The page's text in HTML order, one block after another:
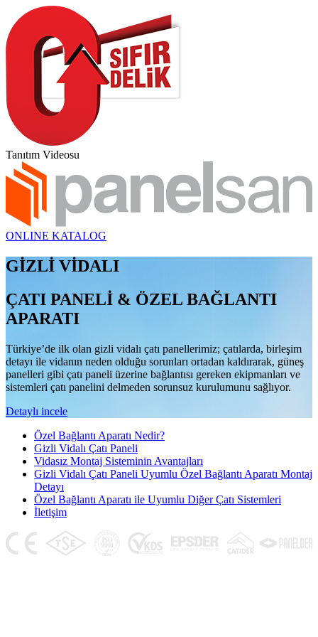
Tanıtım Videosu
ONLINE KATALOG
GİZLİ VİDALI
ÇATI PANELİ & ÖZEL BAĞLANTI
APARATI
Türkiye’de ilk olan gizli vidalı çatı panellerimiz; çatılarda, birleşim
detayı ile vidanın neden olduğu sorunları ortadan kaldırarak, güneş
panelleri gibi çatı paneli üzerine bağlantısı gereken ekipmanları ve
sistemleri çatı panelini delmeden sorunsuz kurulumunu sağlıyor.
Detaylı incele
Özel Bağlantı Aparatı Nedir?
Gizli Vidalı Çatı Paneli
Vidasız Montaj Sisteminin Avantajları
Gizli Vidalı Çatı Paneli Uyumlu Özel Bağlantı Aparatı Montaj
Detayı
Özel Bağlantı Aparatı ile Uyumlu Diğer Çatı Sistemleri
İletişim